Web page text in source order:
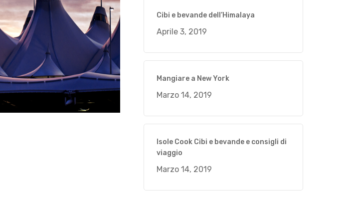
Cibi e bevande dell’Himalaya
Aprile 3, 2019
Mangiare a New York
Marzo 14, 2019
Isole Cook Cibi e bevande e consigli di
viaggio
Marzo 14, 2019